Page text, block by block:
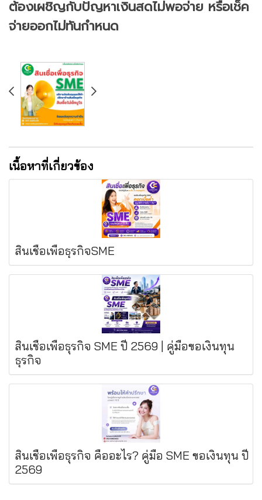
ต้องเผชิญกับปัญหาเงินสดไม่พอจ่าย หรือเช็ค
จ่ายออกไม่ทันกำหนด
เนื้อหาที่เกี่ยวข้อง
สินเชื่อเพื่อธุรกิจSME
สินเชื่อเพื่อธุรกิจ SME ปี 2569 | คู่มือขอเงินทุน
ธุรกิจ
สินเชื่อเพื่อธุรกิจ คืออะไร? คู่มือ SME ขอเงินทุน ปี
2569